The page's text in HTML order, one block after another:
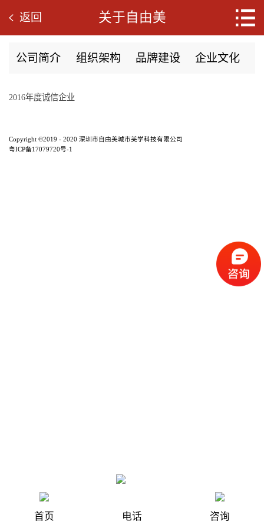
关于自由美
返回
公司简介 组织架构 品牌建设 企业文化
2016年度诚信企业
Copyright ©2019 - 2020 深圳市自由美城市美学科技有限公司
粤ICP备17079720号-1
首页 电话 咨询